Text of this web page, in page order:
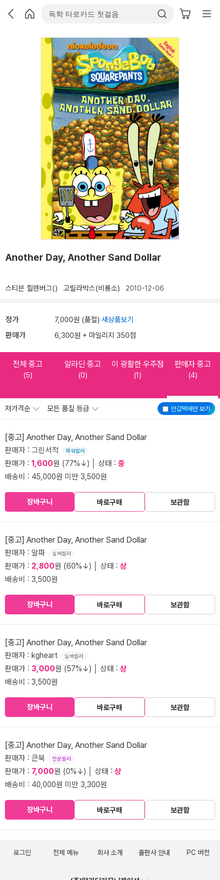
Another Day, Another Sand Dollar
스티븐 힐렌버그() 고릴라박스(비룡소) 2010-12-06
정가 7,000원 (품절) 새상품보기
판매가 6,300원 + 마일리지 350점
전체 중고
(5)
알라딘 중고
(0)
이 광활한 우주점
(1)
판매자 중고
(4)
반값택배만 보기
저가격순 모든 품질 등급
[중고] Another Day, Another Sand Dollar
판매자 : 그린서적 파워셀러
판매가 : 1,600원 (77%↓) │ 상태 : 중
배송비 : 45,000원 미만 3,500원
장바구니 바로구매 보관함
[중고] Another Day, Another Sand Dollar
판매자 : 알파 실버셀러
판매가 : 2,800원 (60%↓) │ 상태 : 상
배송비 : 3,500원
장바구니 바로구매 보관함
[중고] Another Day, Another Sand Dollar
판매자 : kgheart 실버셀러
판매가 : 3,000원 (57%↓) │ 상태 : 상
배송비 : 3,500원
장바구니 바로구매 보관함
[중고] Another Day, Another Sand Dollar
판매자 : 큰북 전문셀러
판매가 : 7,000원 (0%↓) │ 상태 : 상
배송비 : 40,000원 미만 3,300원
장바구니 바로구매 보관함
로그인 전체 메뉴 회사 소개 출판사 안내 PC 버전